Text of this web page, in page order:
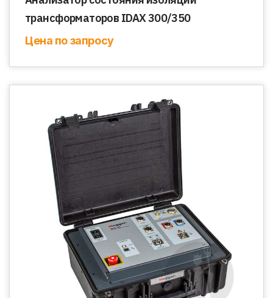
трансформаторов IDAX 300/350
Цена по запросу